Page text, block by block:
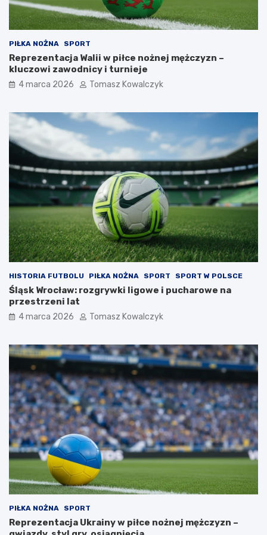
l
b
o
t
a
)
PIŁKA NOŻNA SPORT
Reprezentacja Walii w piłce nożnej mężczyzn –
kluczowi zawodnicy i turnieje
4 marca 2026 Tomasz Kowalczyk
HISTORIA FUTBOLU PIŁKA NOŻNA SPORT SPORT W POLSCE
Śląsk Wrocław: rozgrywki ligowe i pucharowe na
przestrzeni lat
4 marca 2026 Tomasz Kowalczyk
PIŁKA NOŻNA SPORT
Reprezentacja Ukrainy w piłce nożnej mężczyzn –